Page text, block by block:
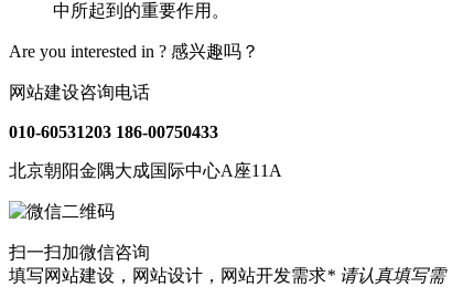
中所起到的重要作用。
Are you interested in ? 感兴趣吗？
网站建设咨询电话
010-60531203 186-00750433
北京朝阳金隅大成国际中心A座11A
扫一扫加微信咨询
填写网站建设，网站设计，网站开发需求* 请认真填写需